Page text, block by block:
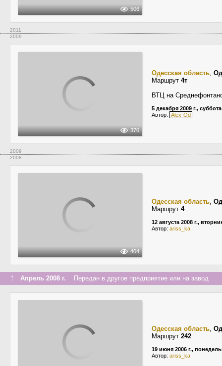
506
2011
2009
370
Одесская область,
Маршрут 4т
ВТЦ на
5 декабря 2009 г., суббота
Автор: Alex-Od
2009
2008
404
Одесская область,
Маршрут 4
12 августа 2008 г.,
Автор: ariss_ka
↑ Апрель 2008 г. Передан в другое предприятие или на завод
Одесская область,
Маршрут 242
19 июня 2006 г.,
Автор: ariss_ka